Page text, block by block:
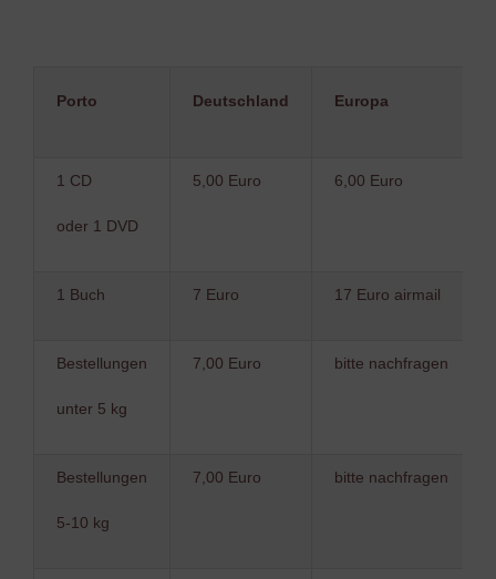
Porto Deutschland Europa
1 CD
oder 1 DVD
5,00 Euro 6,00 Euro
1 Buch 7 Euro 17 Euro airmail
Bestellungen
unter 5 kg
7,00 Euro bitte nachfragen
Bestellungen
5-10 kg
7,00 Euro bitte nachfragen